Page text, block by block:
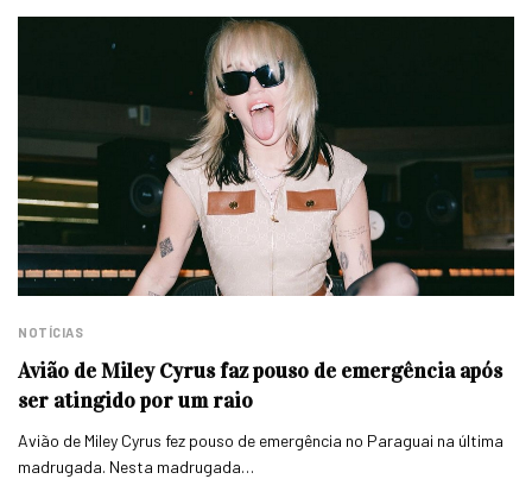
NOTÍCIAS
Avião de Miley Cyrus faz pouso de emergência após
ser atingido por um raio
Avião de Miley Cyrus fez pouso de emergência no Paraguai na última
madrugada. Nesta madrugada…